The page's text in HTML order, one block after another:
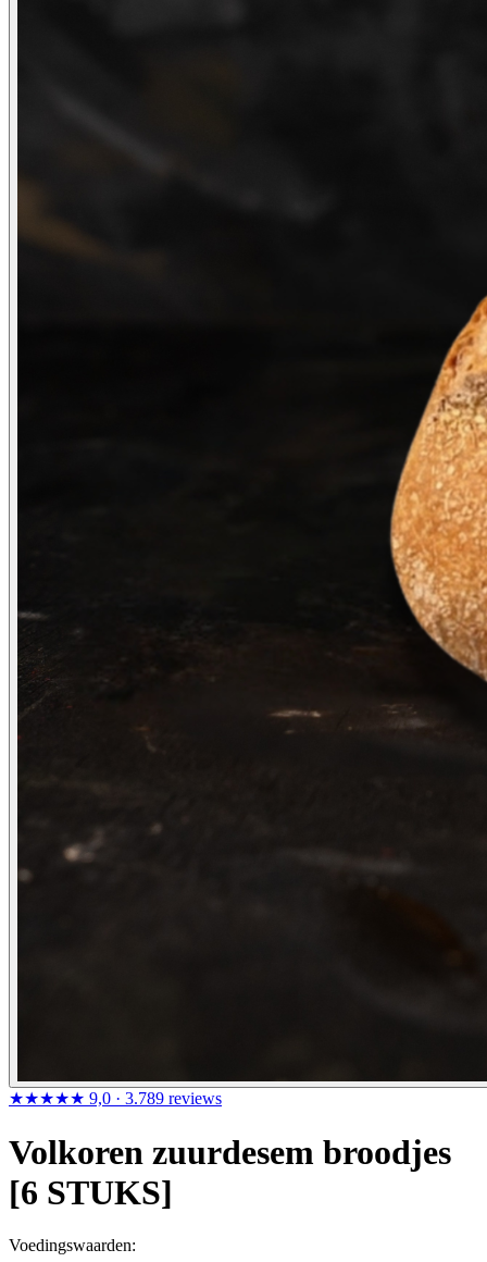
★★★★★ 9,0 · 3.789 reviews
Volkoren zuurdesem broodjes
[6 STUKS]
Voedingswaarden: